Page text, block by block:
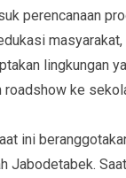
perencanaan
lingkungan
roadshow ke
ini
Jabodetabek.